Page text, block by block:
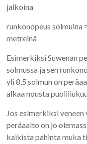
jalkoina
runkonopeus solmuina
metreinä
Esimerkiksi Suwenan
solmussa ja sen
yli 8,5 solmun on
alkaa nousta
Jos esimerkiksi
peräaalto on jo
kaikista pahinta muka